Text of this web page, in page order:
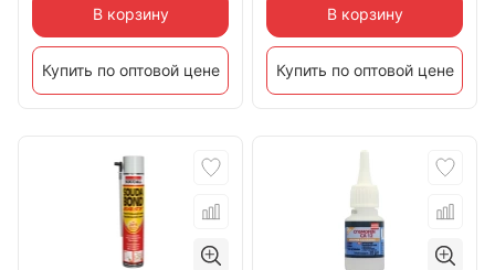
В корзину
Купить по оптовой цене
В корзину
Купить по оптовой цене